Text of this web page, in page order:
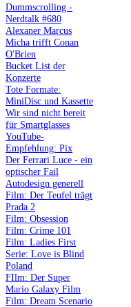
Dummscrolling -
Nerdtalk #680
Alexaner Marcus
Micha trifft Conan
O'Brien
Bucket List der
Konzerte
Tote Formate:
MiniDisc und Kassette
Wir sind nicht bereit
für Smartglasses
YouTube-
Empfehlung: Pix
Der Ferrari Luce - ein
optischer Fail
Autodesign generell
Film: Der Teufel trägt
Prada 2
Film: Obsession
Film: Crime 101
Film: Ladies First
Serie: Love is Blind
Poland
FIlm: Der Super
Mario Galaxy Film
Film: Dream Scenario